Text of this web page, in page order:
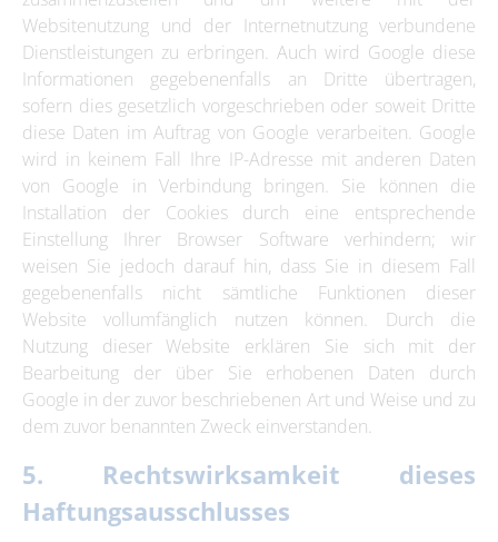
Websitenutzung und der Internetnutzung verbundene
Dienstleistungen zu erbringen. Auch wird Google diese
Informationen gegebenenfalls an Dritte übertragen,
sofern dies gesetzlich vorgeschrieben oder soweit Dritte
diese Daten im Auftrag von Google verarbeiten. Google
wird in keinem Fall Ihre IP-Adresse mit anderen Daten
von Google in Verbindung bringen. Sie können die
Installation der Cookies durch eine entsprechende
Einstellung Ihrer Browser Software verhindern; wir
weisen Sie jedoch darauf hin, dass Sie in diesem Fall
gegebenenfalls nicht sämtliche Funktionen dieser
Website vollumfänglich nutzen können. Durch die
Nutzung dieser Website erklären Sie sich mit der
Bearbeitung der über Sie erhobenen Daten durch
Google in der zuvor beschriebenen Art und Weise und zu
dem zuvor benannten Zweck einverstanden.
5. Rechtswirksamkeit dieses
Haftungsausschlusses